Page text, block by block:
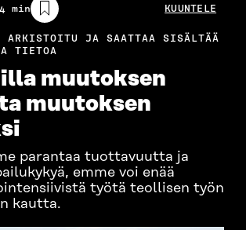
Arvioitu
lukuaika
4 min KUUNTELE
ARKISTOITU JA SAATTAA SISÄLTÄÄ
TIETOA
muutoksen
muutoksen
parantaa tuottavuutta ja
emme voi enää
työtä teollisen työn
kautta.